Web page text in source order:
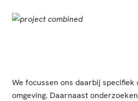
We focussen ons daarbij specifiek
omgeving. Daarnaast